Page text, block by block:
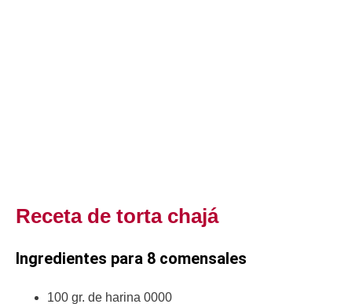
Receta de torta chajá
Ingredientes para 8 comensales
100 gr. de harina 0000